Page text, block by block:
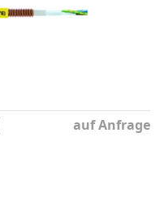
auf Anfrage